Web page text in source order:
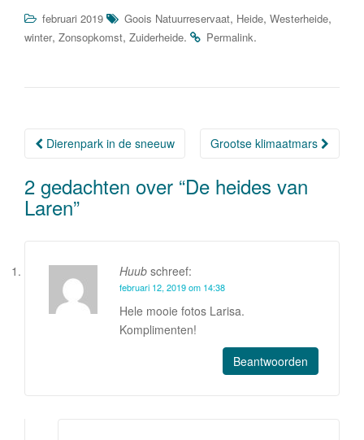
c
o
tt
k
e
februari 2019 Goois Natuurreservaat, Heide, Westerheide,
winter, Zonsopkomst, Zuiderheide. Permalink.
Berichtnavigatie
Dierenpark in de sneeuw Grootse klimaatmars
2 gedachten over “De heides van
Laren”
Huub schreef:
februari 12, 2019 om 14:38
Hele mooie fotos Larisa.
Komplimenten!
Beantwoorden